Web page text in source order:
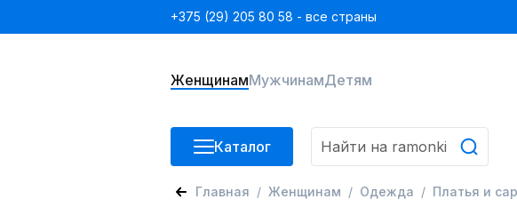
+375 (29) 205 80 58 - все страны
ЖенщинамМужчинамДетям
Каталог
Главная Женщинам Одежда Платья и